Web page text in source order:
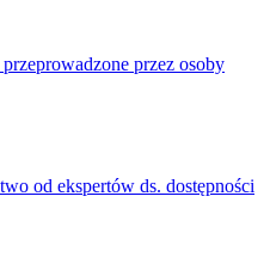
przez osoby
od ekspertów ds. dostępności